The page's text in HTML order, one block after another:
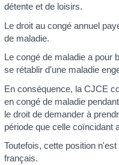
détente et de loisirs.
Le droit au congé annuel
de maladie.
Le congé de maladie a pour
se rétablir d'une maladie
En conséquence, la CJCE
en congé de maladie
le droit de demander à
période que celle coïncidant
Toutefois, cette position
français.